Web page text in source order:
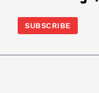
SUBSCRIBE